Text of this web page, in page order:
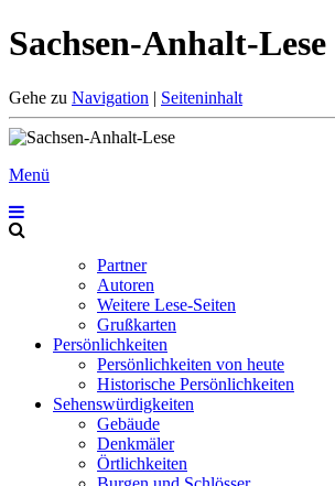
Sachsen-Anhalt-Lese
Gehe zu Navigation | Seiteninhalt
Menü
Partner
Autoren
Weitere Lese-Seiten
Grußkarten
Persönlichkeiten
Persönlichkeiten von heute
Historische Persönlichkeiten
Sehenswürdigkeiten
Gebäude
Denkmäler
Örtlichkeiten